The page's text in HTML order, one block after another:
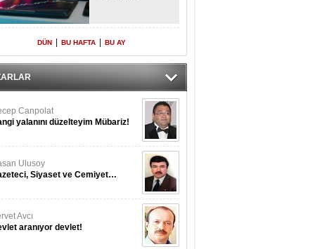
DÜN BU HAFTA BU AY
Canpolat
yalanını düzelteyim Mübariz!
Ulusoy
Siyaset ve Cemiyet…
Avcı
aranıyor devlet!